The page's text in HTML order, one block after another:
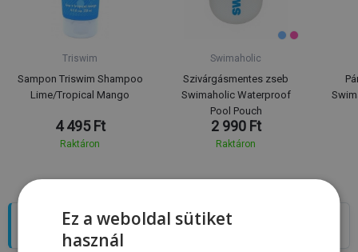
Triswim
Sampon Triswim Shampoo
Lime/Tropical Mango
4 495 Ft
Raktáron
Swimaholic
Szivárgásmentes zseb
Swimaholic Waterproof
Pool Pouch
2 990 Ft
Raktáron
Termékleírás
Ez a weboldal sütiket
használ